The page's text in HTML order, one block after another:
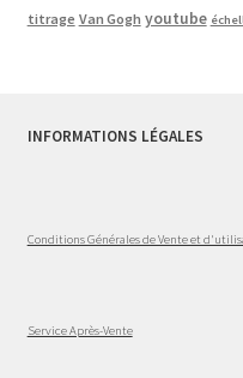
titrage Van Gogh youtube
INFORMATIONS LÉGALES
Conditions Générales de Vente et
Service Après-Vente